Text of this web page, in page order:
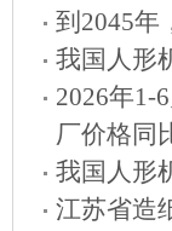
到2045年
我国人形
2026年1-
厂价格同
我国人形
江苏省造